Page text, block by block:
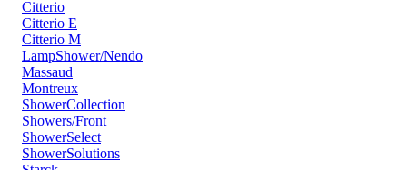
Citterio
Citterio E
Citterio M
LampShower/Nendo
Massaud
Montreux
ShowerCollection
Showers/Front
ShowerSelect
ShowerSolutions